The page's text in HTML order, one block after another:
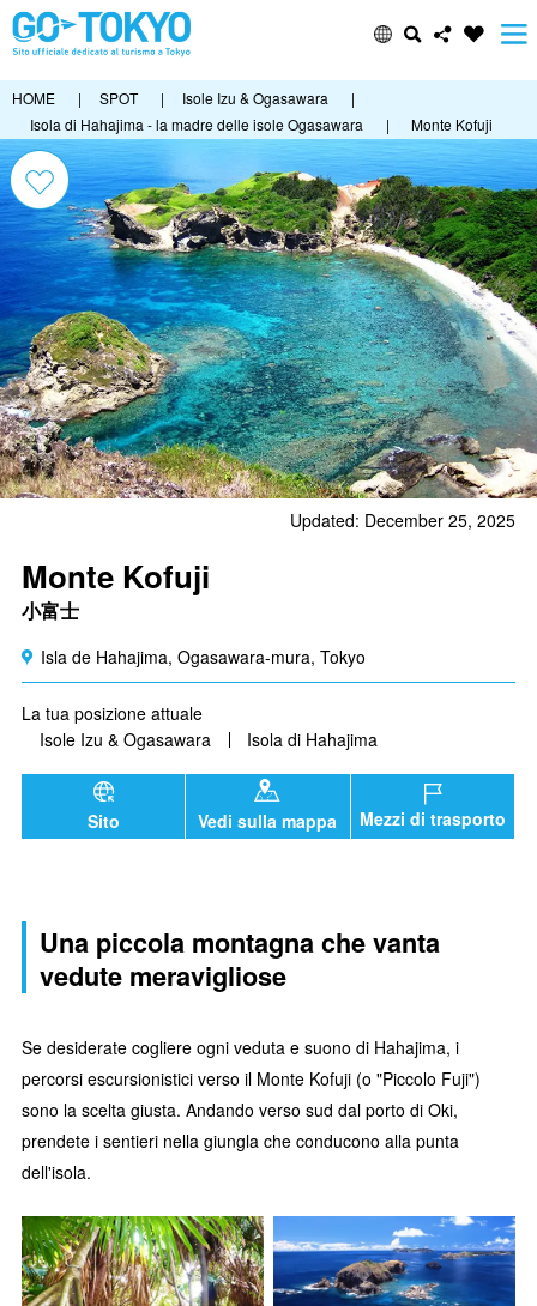
HOME | SPOT | Isole Izu & Ogasawara
|
Isola di Hahajima - la madre delle isole Ogasawara
| Monte Kofuji
Updated: December 25, 2025
Monte Kofuji
小富士
Isla de Hahajima, Ogasawara-mura, Tokyo
La tua posizione attuale
Isole Izu & Ogasawara
Isola di Hahajima
Sito Vedi sulla mappa Mezzi di trasporto
Una piccola montagna che vanta
vedute meravigliose
Se desiderate cogliere ogni veduta e suono di Hahajima, i
percorsi escursionistici verso il Monte Kofuji (o "Piccolo Fuji")
sono la scelta giusta. Andando verso sud dal porto di Oki,
prendete i sentieri nella giungla che conducono alla punta
dell'isola.